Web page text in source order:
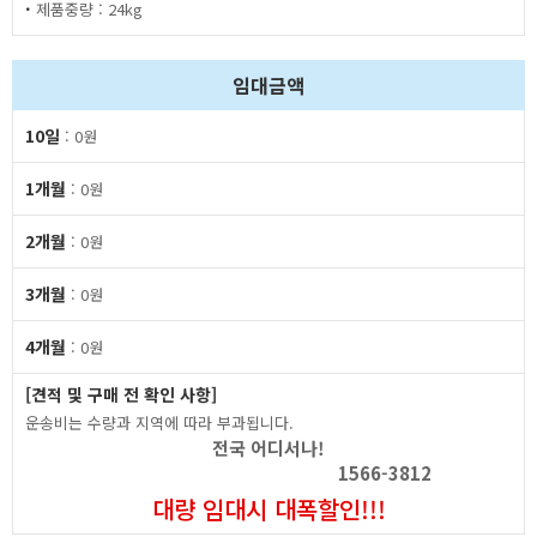
· 제품중량 : 24kg
임대금액
10일 : 0원
1개월 : 0원
2개월 : 0원
3개월 : 0원
4개월 : 0원
[견적 및 구매 전 확인 사항]
운송비는 수량과 지역에 따라 부과됩니다.
전국 어디서나!
1566-3812
대량 임대시 대폭할인!!!